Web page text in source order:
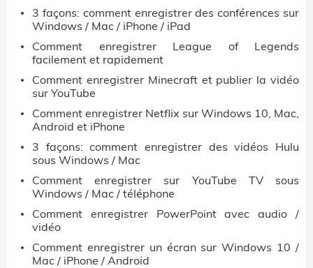
3 façons: comment enregistrer des conférences sur
Windows / Mac / iPhone / iPad
Comment enregistrer League of Legends
facilement et rapidement
Comment enregistrer Minecraft et publier la vidéo
sur YouTube
Comment enregistrer Netflix sur Windows 10, Mac,
Android et iPhone
3 façons: comment enregistrer des vidéos Hulu
sous Windows / Mac
Comment enregistrer sur YouTube TV sous
Windows / Mac / téléphone
Comment enregistrer PowerPoint avec audio /
vidéo
Comment enregistrer un écran sur Windows 10 /
Mac / iPhone / Android